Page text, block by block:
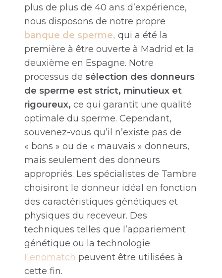
plus de plus de 40 ans d’expérience,
nous disposons de notre propre
banque de sperme, qui a été la
première à être ouverte à Madrid et la
deuxième en Espagne. Notre
processus de sélection des donneurs
de sperme est strict, minutieux et
rigoureux, ce qui garantit une qualité
optimale du sperme. Cependant,
souvenez-vous qu’il n’existe pas de
« bons » ou de « mauvais » donneurs,
mais seulement des donneurs
appropriés. Les spécialistes de Tambre
choisiront le donneur idéal en fonction
des caractéristiques génétiques et
physiques du receveur. Des
techniques telles que l’appariement
génétique ou la technologie
Fenomatch peuvent être utilisées à
cette fin.